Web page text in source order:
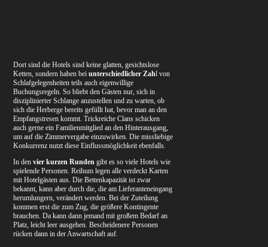
Dort sind die Hotels sind keine glatten, gesichtslose
Ketten, sondern haben beiunterschiedlicher Zahl von
Schlafgelegenheiten teils auch eigenwillige
Buchungsregeln. So bliebt den Gästen nur, sich in
disziplinierter Schlange anzustellen und zu warten, ob
sich die Herberge bereits gefüllt hat, bevor man an den
Empfangstresen kommt. Trickreiche Clans schicken
auch gerne ein Familienmitglied an den Hinterausgang,
um auf die Zimmervergabe einzuwirken. Die missliebige
Konkurrenz nutzt diese Einflussmöglichkeit ebenfalls.
In denvier kurzen Runden gibt es so viele Hotels wie
spielende Personen. Reihum legen alle verdeckt Karten
mit Hotelgästen aus. Die Bettenkapazität ist zwar
bekannt, kann aber durch die, die am Lieferanteneingang
herumlungern, verändert werden. Bei der Zuteilung
kommen erst die zum Zug, die größere Kontingente
brauchen. Da kann dann jemand mit großem Bedarf an
Platz, leicht leer ausgehen. Bescheidenere Personen
rücken dann in der Anwartschaft auf.